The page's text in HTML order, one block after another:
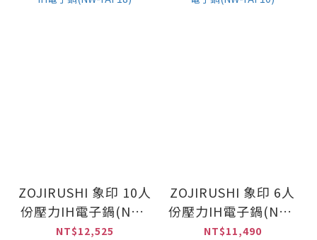
ZOJIRUSHI 象印 10人
份壓力IH電子鍋(NW-
YAF18)
NT$12,525
ZOJIRUSHI 象印 6人
份壓力IH電子鍋(NW-
YAF10)
NT$11,490